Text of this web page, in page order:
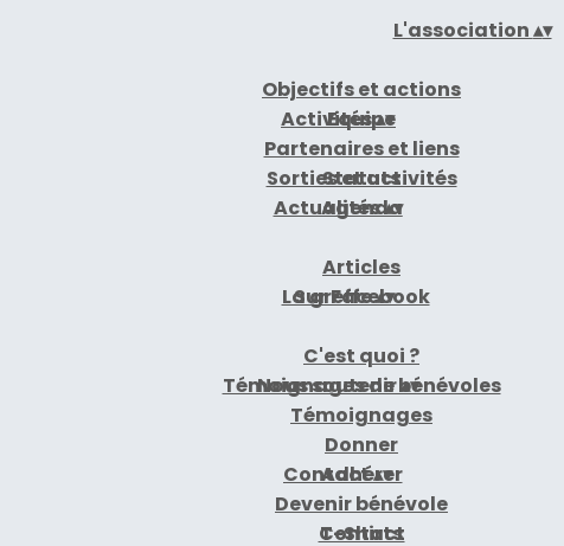
L'association▴▾
Objectifs et actions
Equipe
Partenaires et liens
Statuts
Activités▴▾
Sorties et activités
Agenda
Actualités▴▾
Articles
Sur Facebook
La greffe▴▾
C'est quoi ?
Témoignages de bénévoles
Témoignages
Nous soutenir▴▾
Donner
Adhérer
Devenir bénévole
T-Shirts
Contact▴▾
Contact